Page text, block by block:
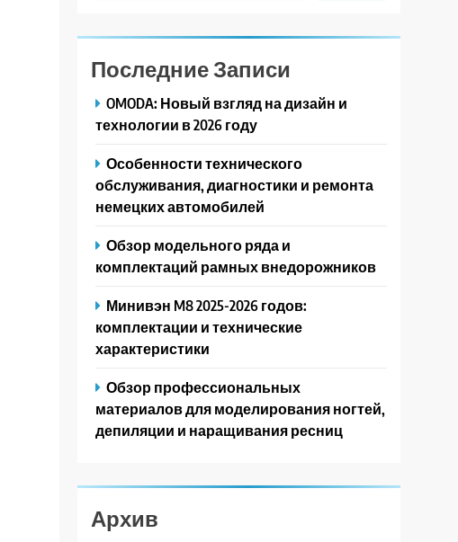
Последние Записи
OMODA: Новый взгляд на дизайн и
технологии в 2026 году
Особенности технического
обслуживания, диагностики и ремонта
немецких автомобилей
Обзор модельного ряда и
комплектаций рамных внедорожников
Минивэн M8 2025-2026 годов:
комплектации и технические
характеристики
Обзор профессиональных
материалов для моделирования ногтей,
депиляции и наращивания ресниц
Архив